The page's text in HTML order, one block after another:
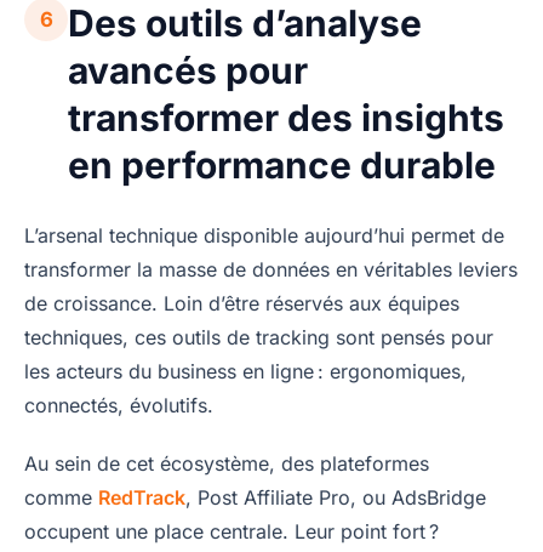
6
Des outils d’analyse
avancés pour
transformer des insights
en performance durable
L’arsenal technique disponible aujourd’hui permet de
transformer la masse de données en véritables leviers
de croissance. Loin d’être réservés aux équipes
techniques, ces outils de tracking sont pensés pour
les acteurs du business en ligne : ergonomiques,
connectés, évolutifs.
Au sein de cet écosystème, des plateformes
comme RedTrack, Post Affiliate Pro, ou AdsBridge
occupent une place centrale. Leur point fort ?